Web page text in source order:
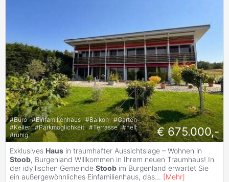
#Büro #Einfamilienhaus #Balkon #Garten
#Keller #Parkmöglichkeit #Terrasse #hell
#ruhig € 675.000,-
Exklusives Haus in traumhafter Aussichtslage – Wohnen in
Stoob, Burgenland Willkommen in Ihrem neuen Traumhaus! In
der idyllischen Gemeinde Stoob im Burgenland erwartet Sie
ein außergewöhnliches Einfamilienhaus, das... [Mehr]